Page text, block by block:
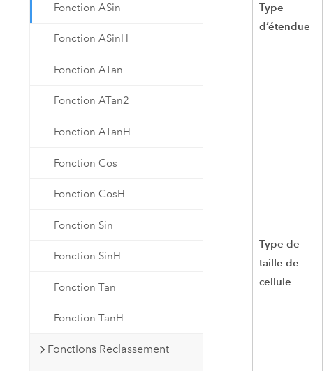
Fonction ASin
Fonction ASinH
Fonction ATan
Fonction ATan2
Fonction ATanH
Fonction Cos
Fonction CosH
Fonction Sin
Fonction SinH
Fonction Tan
Fonction TanH
Fonctions Reclassement
Type
d’étendue
Type de
taille de
cellule